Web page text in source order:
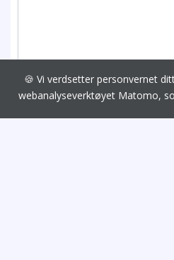
🍪 Vi verdsetter personvernet
webanalyseverktøyet Matomo,